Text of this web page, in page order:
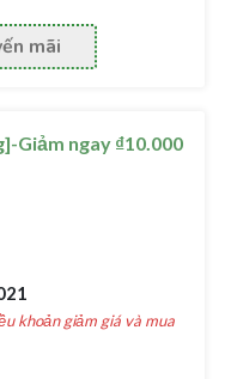
mãi
Giảm ngay ₫10.000
khoản giảm giá và mua